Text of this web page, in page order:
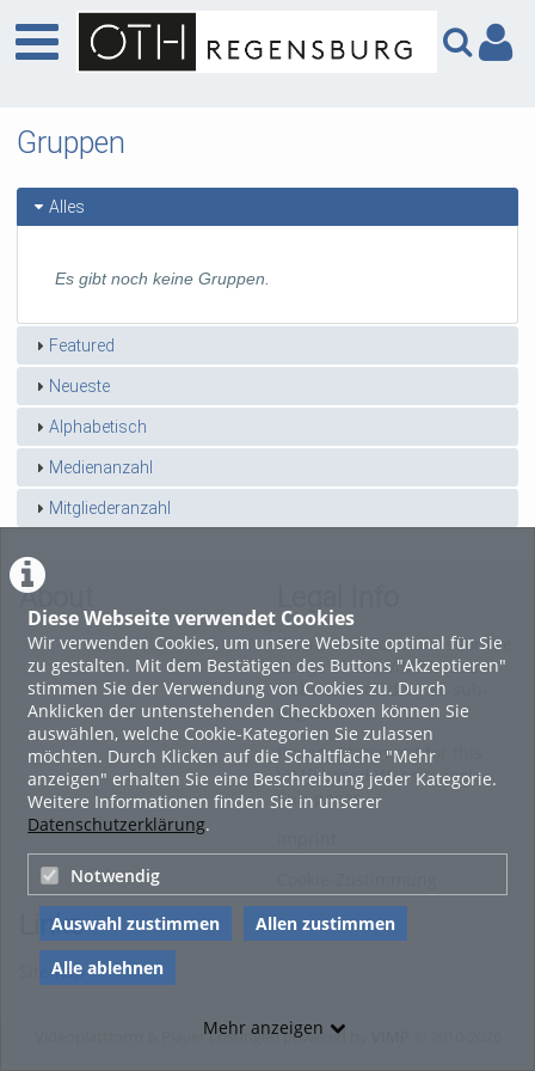
Diese Webseite verwendet Cookies
Wir verwenden Cookies, um unsere Website optimal für Sie
zu gestalten. Mit dem Bestätigen des Buttons "Akzeptieren"
stimmen Sie der Verwendung von Cookies zu. Durch
Anklicken der untenstehenden Checkboxen können Sie
auswählen, welche Cookie-Kategorien Sie zulassen
möchten. Durch Klicken auf die Schaltfläche "Mehr
anzeigen" erhalten Sie eine Beschreibung jeder Kategorie.
Weitere Informationen finden Sie in unserer
Datenschutzerklärung.
Notwendig
Auswahl zustimmen
Allen zustimmen
Alle ablehnen
Mehr anzeigen
Gruppen
Alles
Es gibt noch keine Gruppen.
Featured
Neueste
Alphabetisch
Medienanzahl
Mitgliederanzahl
About
Terms and Conditions for the
Usage of this ViMP based
website (including all sub-
pages)
Privacy Statement for this
ViMP based Website incl.
Sub-pages
Links
Sitemap
Videoplattform & Player Lösungen powered by